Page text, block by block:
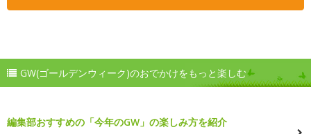
GW(ゴールデンウィーク)のおでかけをもっと楽しむ
編集部おすすめの「今年のGW」の楽しみ方を紹介